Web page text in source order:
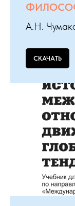
А.Н.
СКАЧАТЬ